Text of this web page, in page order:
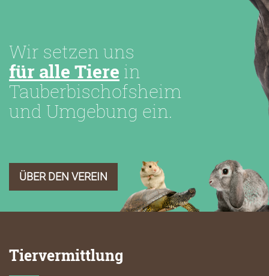
Wir setzen uns
für alle Tiere in
Tauberbischofsheim
und Umgebung ein.
ÜBER DEN VEREIN
Tiervermittlung